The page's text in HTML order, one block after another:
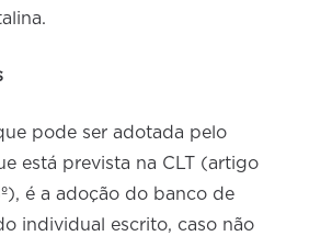
pode ser adotada pelo
está prevista na CLT (artigo
é a adoção do banco de
individual escrito, caso não